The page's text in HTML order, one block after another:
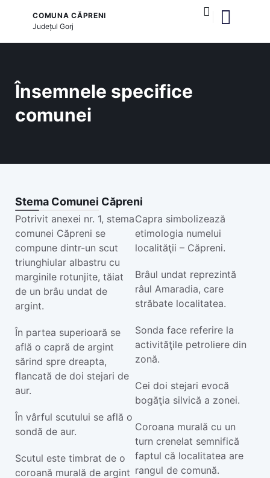
COMUNA CĂPRENI
JudețulGorj
Însemnele specifice
comunei
Stema Comunei Căpreni
Potrivit anexei nr. 1, stema
comunei Căpreni se
compune dintr-un scut
triunghiular albastru cu
marginile rotunjite, tăiat
de un brâu undat de
argint.
În partea superioară se
află o capră de argint
sărind spre dreapta,
flancată de doi stejari de
aur.
În vârful scutului se află o
sondă de aur.
Scutul este timbrat de o
coroană murală de argint
Capra simbolizează
etimologia numelui
localităţii – Căpreni.
Brâul undat reprezintă
râul Amaradia, care
străbate localitatea.
Sonda face referire la
activităţile petroliere din
zonă.
Cei doi stejari evocă
bogăţia silvică a zonei.
Coroana murală cu un
turn crenelat semnifică
faptul că localitatea are
rangul de comună.